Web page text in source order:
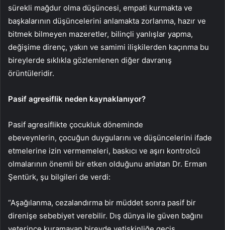
sürekli mağdur olma düşüncesi, empati kurmakta ve
başkalarının düşüncelerini anlamakta zorlanma, hazır ve
bitmek bilmeyen mazeretler, bilinçli yanlışlar yapma,
değişime direnç, yakın ve samimi ilişkilerden kaçınma bu
bireylerde sıklıkla gözlemlenen diğer davranış
örüntüleridir.
Pasif agresiflik neden kaynaklanıyor?
Pasif agresiflikte çocukluk döneminde
ebeveynlerin, çocuğun duygularını ve düşüncelerini ifade
etmelerine izin vermemeleri, baskıcı ve aşırı kontrolcü
olmalarının önemli bir etken olduğunu anlatan Dr. Erman
Şentürk, şu bilgileri de verdi:
“Aşağılanma, cezalandırma bir müddet sonra pasif bir
direnişe sebebiyet verebilir. Dış dünya ile güven bağını